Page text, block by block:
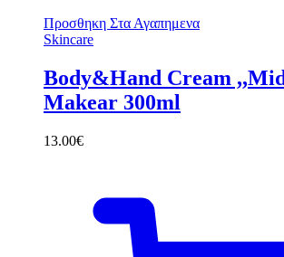
Προσθηκη Στα Αγαπημενα
Skincare
Body&Hand Cream
Makear 300ml
13.00€